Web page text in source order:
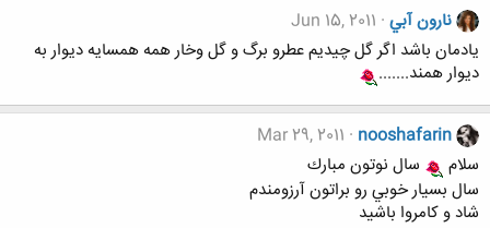
نارون آبي Jun 15, 2011
يادمان باشد اگر گل چيديم عطرو برگ و گل وخار همه همسايه ديوار به
ديوار همند.......
nooshafarin
Mar 29, 2011
سلام
سال نوتون مبارك
سال بسيار خوبي رو براتون آرزومندم
شاد و كامروا باشيد